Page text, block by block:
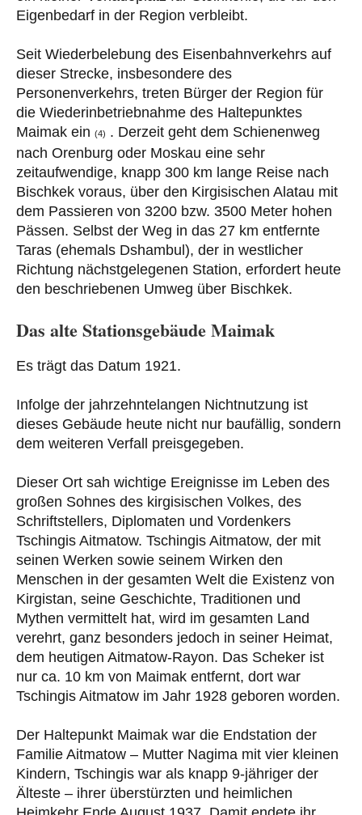
Eigenbedarf in der Region verbleibt.
Seit Wiederbelebung des Eisenbahnverkehrs auf
dieser Strecke, insbesondere des
Personenverkehrs, treten Bürger der Region für
die Wiederinbetriebnahme des Haltepunktes
Maimak ein (4) . Derzeit geht dem Schienenweg
nach Orenburg oder Moskau eine sehr
zeitaufwendige, knapp 300 km lange Reise nach
Bischkek voraus, über den Kirgisischen Alatau mit
dem Passieren von 3200 bzw. 3500 Meter hohen
Pässen. Selbst der Weg in das 27 km entfernte
Taras (ehemals Dshambul), der in westlicher
Richtung nächstgelegenen Station, erfordert heute
den beschriebenen Umweg über Bischkek.
Das alte Stationsgebäude Maimak
Es trägt das Datum 1921.
Infolge der jahrzehntelangen Nichtnutzung ist
dieses Gebäude heute nicht nur baufällig, sondern
dem weiteren Verfall preisgegeben.
Dieser Ort sah wichtige Ereignisse im Leben des
großen Sohnes des kirgisischen Volkes, des
Schriftstellers, Diplomaten und Vordenkers
Tschingis Aitmatow. Tschingis Aitmatow, der mit
seinen Werken sowie seinem Wirken den
Menschen in der gesamten Welt die Existenz von
Kirgistan, seine Geschichte, Traditionen und
Mythen vermittelt hat, wird im gesamten Land
verehrt, ganz besonders jedoch in seiner Heimat,
dem heutigen Aitmatow-Rayon. Das Scheker ist
nur ca. 10 km von Maimak entfernt, dort war
Tschingis Aitmatow im Jahr 1928 geboren worden.
Der Haltepunkt Maimak war die Endstation der
Familie Aitmatow – Mutter Nagima mit vier kleinen
Kindern, Tschingis war als knapp 9-jähriger der
Älteste – ihrer überstürzten und heimlichen